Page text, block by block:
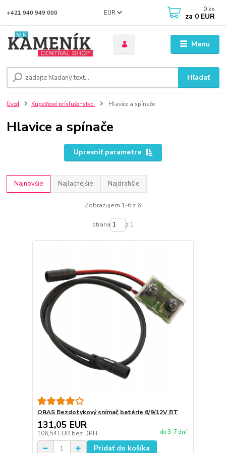
Menu
EUR
Hľadať
+421 940 949 000 0 ks
za 0 EUR
Úvod Kúpeľňové príslušenstvo Hlavice a spínače
Hlavice a spínače
Upresniť parametre
Najnovšie Najlacnejšie Najdrahšie
Zobrazujem 1-6 z 6
strana z 1
ORAS Bezdotykový snímač batérie 6/9/12V BT
131,05 EUR
106,54 EUR bez DPH do 3-7 dní
Pridať do košíka